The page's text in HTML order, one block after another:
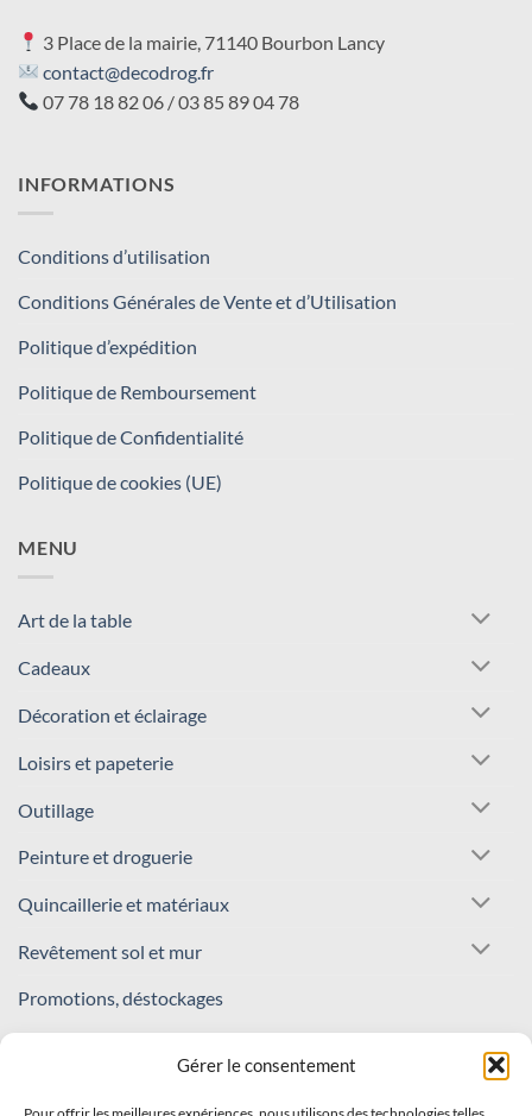
Gérer le consentement
3 Place de la mairie, 71140 Bourbon Lancy
contact@decodrog.fr
07 78 18 82 06 / 03 85 89 04 78
INFORMATIONS
Conditions d’utilisation
Conditions Générales de Vente et d’Utilisation
Politique d’expédition
Politique de Remboursement
Politique de Confidentialité
Politique de cookies (UE)
MENU
Art de la table
Cadeaux
Décoration et éclairage
Loisirs et papeterie
Outillage
Peinture et droguerie
Quincaillerie et matériaux
Revêtement sol et mur
Promotions, déstockages
REJOIGNEZ NOTRE COMMUNAUTÉ !